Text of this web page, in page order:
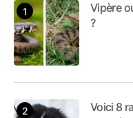
Vipère
?
Voici 8